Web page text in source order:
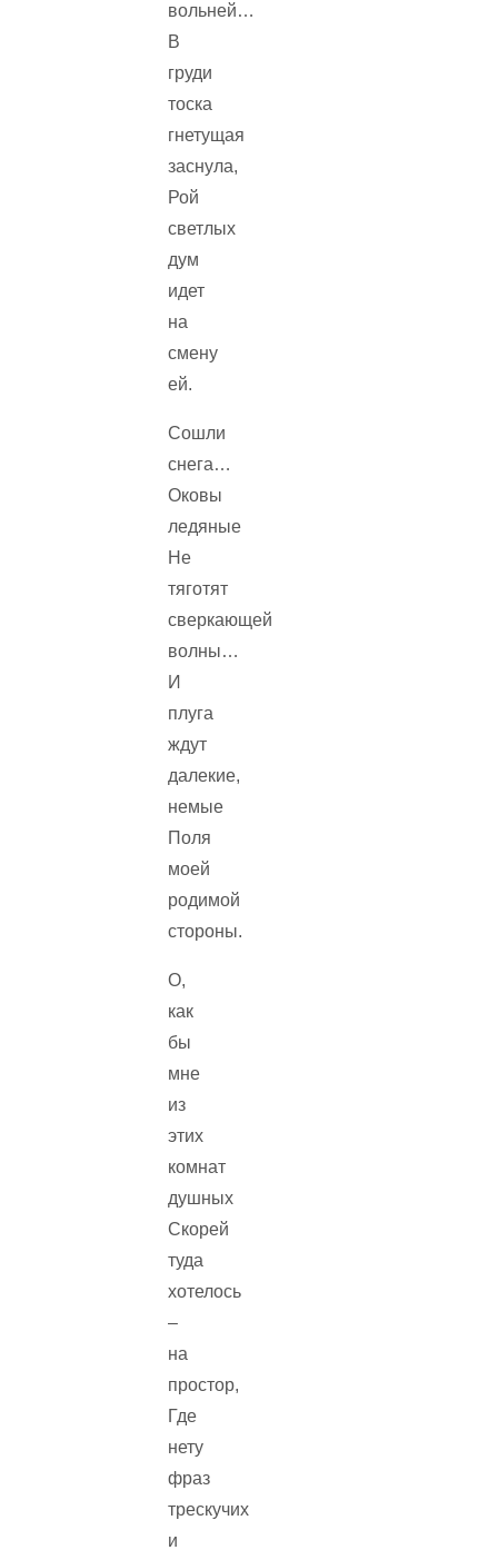
вольней…
В
груди
тоска
гнетущая
заснула,
Рой
светлых
дум
идет
на
смену
ей.
Сошли
снега…
Оковы
ледяные
Не
тяготят
сверкающей
волны…
И
плуга
ждут
далекие,
немые
Поля
моей
родимой
стороны.
О,
как
бы
мне
из
этих
комнат
душных
Скорей
туда
хотелось
–
на
простор,
Где
нету
фраз
трескучих
и